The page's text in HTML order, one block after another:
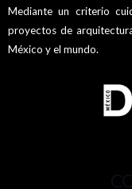
Mediante un criterio
proyectos de
México y el mundo.